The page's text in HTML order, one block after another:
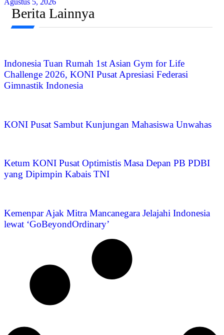
Berita Lainnya
Indonesia Tuan Rumah 1st Asian Gym for Life
Challenge 2026, KONI Pusat Apresiasi Federasi
Gimnastik Indonesia
KONI Pusat Sambut Kunjungan Mahasiswa Unwahas
Ketum KONI Pusat Optimistis Masa Depan PB PDBI
yang Dipimpin Kabais TNI
Kemenpar Ajak Mitra Mancanegara Jelajahi Indonesia
lewat ‘GoBeyondOrdinary’